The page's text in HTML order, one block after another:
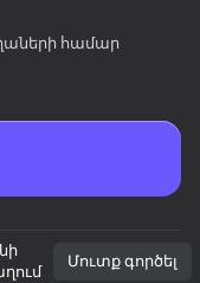
համար
Մուտք գործել